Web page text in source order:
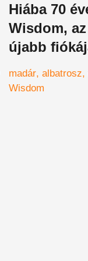
Hiába 70
Wisdom,
újabb
madár albatrosz
Wisdom